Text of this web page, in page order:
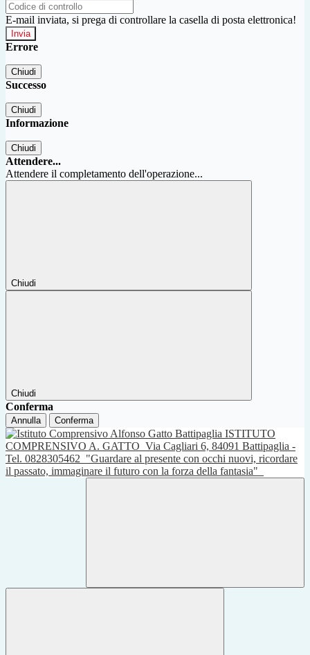
E-mail inviata, si prega di controllare la casella di posta elettronica!
Errore
Chiudi
Successo
Chiudi
Informazione
Chiudi
Attendere...
Attendere il completamento dell'operazione...
Chiudi
Chiudi
Conferma
Annulla Conferma
ISTITUTO
COMPRENSIVO A. GATTO Via Cagliari 6, 84091 Battipaglia -
Tel. 0828305462 "Guardare al presente con occhi nuovi, ricordare
il passato, immaginare il futuro con la forza della fantasia"